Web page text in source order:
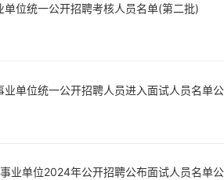
位统一公开招聘考核人员名单(第二批)
单位统一公开招聘人员进入面试人员名单
业单位2024年公开招聘公布面试人员名单